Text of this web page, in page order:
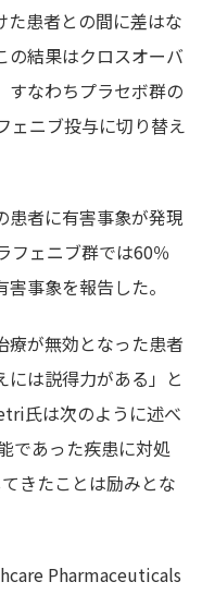
患者との間に差はな
の結果はクロスオーバ
すなわちプラセボ群の
ェニブ投与に切り替え
患者に有害事象が発現
フェニブ群では60％
事象を報告した。
療が無効となった患者
には説得力がある」と
氏は次のように述べ
であった疾患に対処
きたことは励みとな
Pharmaceuticals